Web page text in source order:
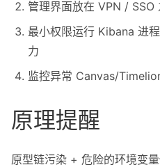
管理界面放在 VPN / SSO
最小权限运行 Kibana 进
力
监控异常 Canvas/
原理提醒
原型链污染 + 危险的环境变